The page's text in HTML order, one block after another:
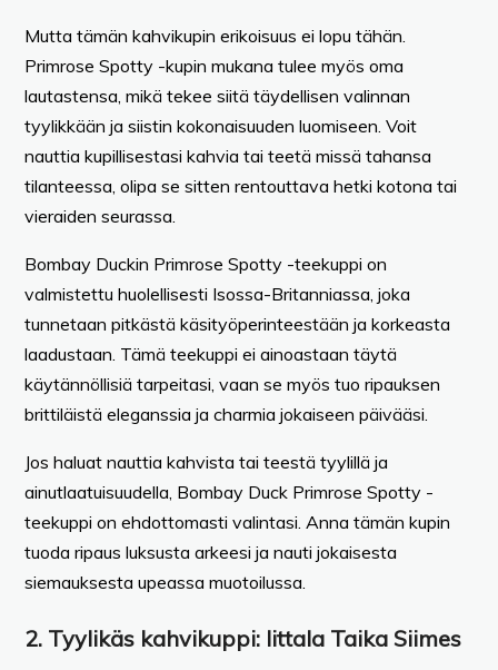
Mutta tämän kahvikupin erikoisuus ei lopu tähän.
Primrose Spotty -kupin mukana tulee myös oma
lautastensa, mikä tekee siitä täydellisen valinnan
tyylikkään ja siistin kokonaisuuden luomiseen. Voit
nauttia kupillisestasi kahvia tai teetä missä tahansa
tilanteessa, olipa se sitten rentouttava hetki kotona tai
vieraiden seurassa.
Bombay Duckin Primrose Spotty -teekuppi on
valmistettu huolellisesti Isossa-Britanniassa, joka
tunnetaan pitkästä käsityöperinteestään ja korkeasta
laadustaan. Tämä teekuppi ei ainoastaan täytä
käytännöllisiä tarpeitasi, vaan se myös tuo ripauksen
brittiläistä eleganssia ja charmia jokaiseen päivääsi.
Jos haluat nauttia kahvista tai teestä tyylillä ja
ainutlaatuisuudella, Bombay Duck Primrose Spotty -
teekuppi on ehdottomasti valintasi. Anna tämän kupin
tuoda ripaus luksusta arkeesi ja nauti jokaisesta
siemauksesta upeassa muotoilussa.
2. Tyylikäs kahvikuppi: Iittala Taika Siimes